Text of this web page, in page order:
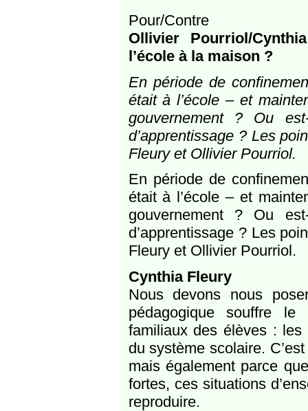
Pour/Contre
Ollivier Pourriol/
l’école à la maison ?
En période de
était à l’école – et
gouvernement ? Ou
d’apprentissage ? Les
Fleury et Ollivier Pourriol.
En période de
était à l’école – et
gouvernement ? Ou
d’apprentissage ? Les
Fleury et Ollivier Pourriol.
Cynthia Fleury
Nous devons nous
pédagogique souffre
familiaux des élèves :
du système scolaire.
mais également parce
fortes, ces situations
reproduire.